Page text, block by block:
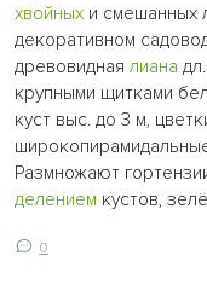
хвойных и смешанных
декоративном
древовидная лиана
крупными щитками
куст выс. до 3 м,
Размножают
делением кустов,
0